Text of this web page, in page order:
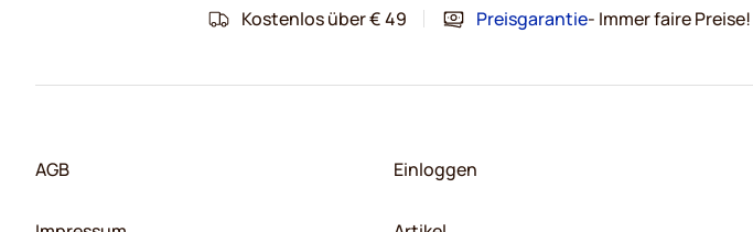
Kostenlos über € 49 Preisgarantie- Immer faire Preise!
AGB Einloggen